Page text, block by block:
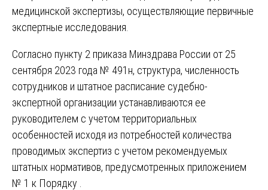
медицинской экспертизы, осуществляющие первичные
экспертные исследования.
Согласно пункту 2 приказа Минздрава России от 25
сентября 2023 года № 491н, структура, численность
сотрудников и штатное расписание судебно-
экспертной организации устанавливаются ее
руководителем с учетом территориальных
особенностей исходя из потребностей количества
проводимых экспертиз с учетом рекомендуемых
штатных нормативов, предусмотренных приложением
№ 1 к Порядку .